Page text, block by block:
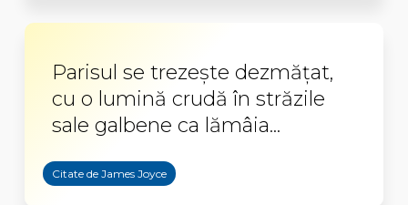
Parisul se trezeşte dezmăţat,
cu o lumină crudă în străzile
sale galbene ca lămâia...
Citate de James Joyce